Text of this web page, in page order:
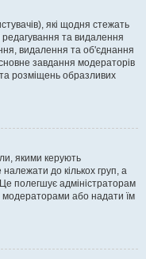
які щодня стежать
та видалення
видалення та об'єднання
завдання модераторів
розміщень образливих
якими керують
до кількох груп, а
полегшує адміністраторам
модераторами або надати їм